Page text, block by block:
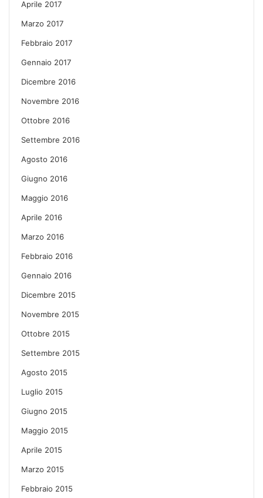
Aprile 2017
Marzo 2017
Febbraio 2017
Gennaio 2017
Dicembre 2016
Novembre 2016
Ottobre 2016
Settembre 2016
Agosto 2016
Giugno 2016
Maggio 2016
Aprile 2016
Marzo 2016
Febbraio 2016
Gennaio 2016
Dicembre 2015
Novembre 2015
Ottobre 2015
Settembre 2015
Agosto 2015
Luglio 2015
Giugno 2015
Maggio 2015
Aprile 2015
Marzo 2015
Febbraio 2015